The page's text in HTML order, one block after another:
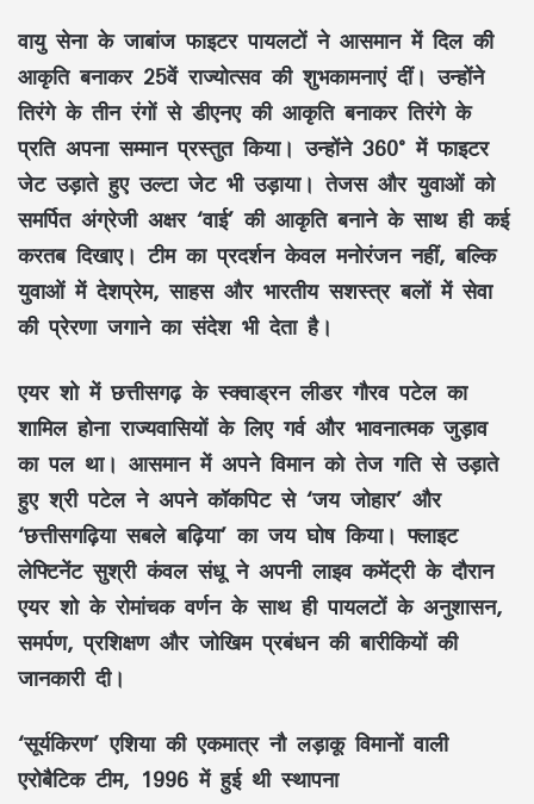
वायु सेना के जाबांज फाइटर पायलटों ने आसमान में दिल की
आकृति बनाकर 25वें राज्योत्सव की शुभकामनाएं दीं। उन्होंने
तिरंगे के तीन रंगों से डीएनए की आकृति बनाकर तिरंगे के
प्रति अपना सम्मान प्रस्तुत किया। उन्होंने 360° में फाइटर
जेट उड़ाते हुए उल्टा जेट भी उड़ाया। तेजस और युवाओं को
समर्पित अंग्रेजी अक्षर ‘वाई’ की आकृति बनाने के साथ ही कई
करतब दिखाए। टीम का प्रदर्शन केवल मनोरंजन नहीं, बल्कि
युवाओं में देशप्रेम, साहस और भारतीय सशस्त्र बलों में सेवा
की प्रेरणा जगाने का संदेश भी देता है।
एयर शो में छत्तीसगढ़ के स्क्वाड्रन लीडर गौरव पटेल का
शामिल होना राज्यवासियों के लिए गर्व और भावनात्मक जुड़ाव
का पल था। आसमान में अपने विमान को तेज गति से उड़ाते
हुए श्री पटेल ने अपने कॉकपिट से ‘जय जोहार’ और
‘छत्तीसगढ़िया सबले बढ़िया’ का जय घोष किया। फ्लाइट
लेफ्टिनेंट सुश्री कंवल संधू ने अपनी लाइव कमेंट्री के दौरान
एयर शो के रोमांचक वर्णन के साथ ही पायलटों के अनुशासन,
समर्पण, प्रशिक्षण और जोखिम प्रबंधन की बारीकियों की
जानकारी दी।
‘सूर्यकिरण’ एशिया की एकमात्र नौ लड़ाकू विमानों वाली
एरोबैटिक टीम, 1996 में हुई थी स्थापना